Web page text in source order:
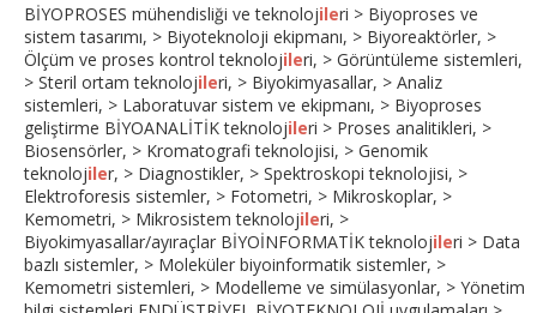
BİYOPROSES mühendisliği ve teknolojileri > Biyoproses ve
sistem tasarımı, > Biyoteknoloji ekipmanı, > Biyoreaktörler, >
Ölçüm ve proses kontrol teknolojileri, > Görüntüleme sistemleri,
> Steril ortam teknolojileri, > Biyokimyasallar, > Analiz
sistemleri, > Laboratuvar sistem ve ekipmanı, > Biyoproses
geliştirme BİYOANALİTİK teknolojileri > Proses analitikleri, >
Biosensörler, > Kromatografi teknolojisi, > Genomik
teknolojiler, > Diagnostikler, > Spektroskopi teknolojisi, >
Elektroforesis sistemler, > Fotometri, > Mikroskoplar, >
Kemometri, > Mikrosistem teknolojileri, >
Biyokimyasallar/ayıraçlar BİYOİNFORMATİK teknolojileri > Data
bazlı sistemler, > Moleküler biyoinformatik sistemler, >
Kemometri sistemleri, > Modelleme ve simülasyonlar, > Yönetim